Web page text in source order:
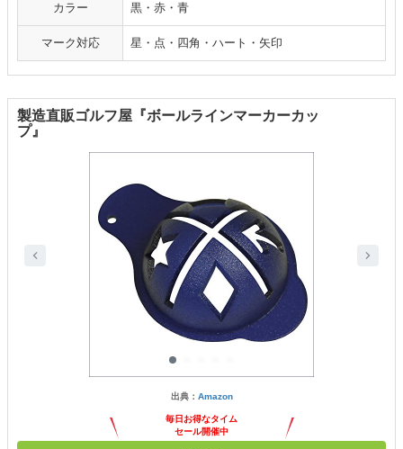
カラー 黒・赤・青
マーク対応 星・点・四角・ハート・矢印
製造直販ゴルフ屋『ボールラインマーカーカッ
プ』
出典： Amazon
毎日お得なタイム
セール開催中